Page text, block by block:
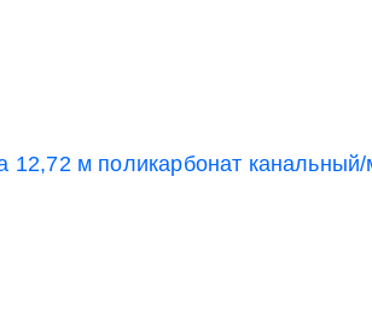
м поликарбонат